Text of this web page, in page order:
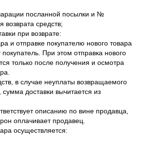
посланной посылки и №
возврата средств;
при возврате:
и отправке покупателю нового товара
покупатель. При этом отправка нового
только после получения и осмотра
в случае неуплаты возвращаемого
доставки вычитается из
описанию по вине продавца,
оплачивает продавец.
осуществляется: